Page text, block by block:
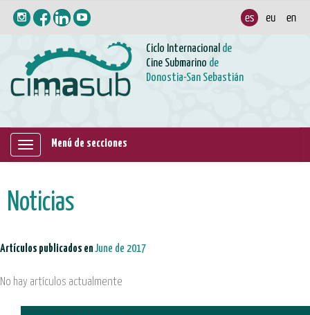
Ciclo Internacional de
Cine Submarino de
Donostia-San Sebastián
Mostrar/ocultar
Menú de secciones
Noticias
Artículos publicados enJune de 2017
No hay artículos actualmente